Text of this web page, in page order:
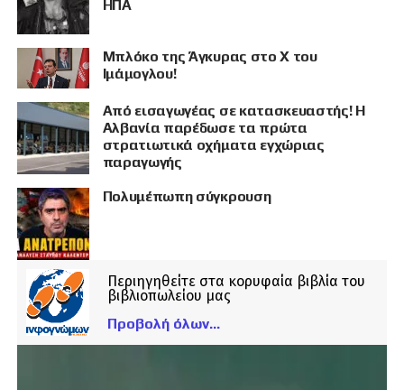
ΗΠΑ
Μπλόκο της Άγκυρας στο X του
Ιμάμογλου!
Από εισαγωγέας σε κατασκευαστής! Η
Αλβανία παρέδωσε τα πρώτα
στρατιωτικά οχήματα εγχώριας
παραγωγής
Πολυμέπωπη σύγκρουση
Περιηγηθείτε στα κορυφαία βιβλία του
βιβλιοπωλείου μας
Προβολή όλων